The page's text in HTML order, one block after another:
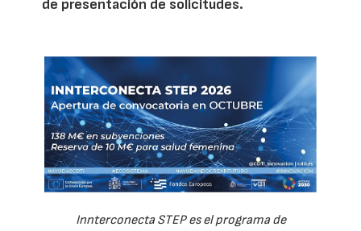
de presentación de solicitudes.
Innterconecta STEP es el programa de